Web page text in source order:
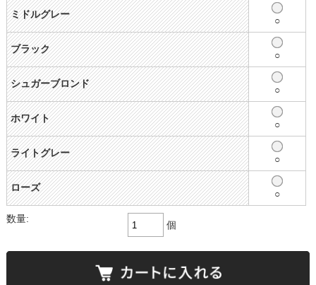
ミドルグレー
○
ブラック
○
シュガーブロンド
○
ホワイト
○
ライトグレー
○
ローズ
○
数量:
個